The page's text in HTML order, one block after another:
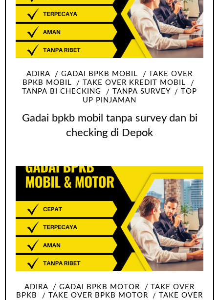
ADIRA GADAI BPKB MOBIL
TAKE OVER
BPKB MOBIL
TAKE OVER KREDIT MOBIL
TANPA BI CHECKING
TANPA SURVEY
TOP
UP PINJAMAN
Gadai bpkb mobil tanpa survey dan bi
checking di Depok
ADIRA GADAI BPKB MOTOR
TAKE OVER
BPKB
TAKE OVER BPKB MOTOR
TAKE OVER